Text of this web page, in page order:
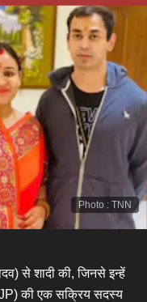
Photo : TNN
से शादी की, जिनसे इन्हें
की एक सक्रिय सदस्य